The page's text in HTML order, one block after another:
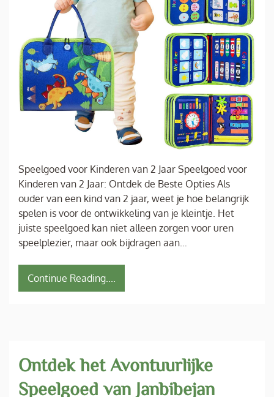
Speelgoed voor Kinderen van 2 Jaar Speelgoed voor
Kinderen van 2 Jaar: Ontdek de Beste Opties Als
ouder van een kind van 2 jaar, weet je hoe belangrijk
spelen is voor de ontwikkeling van je kleintje. Het
juiste speelgoed kan niet alleen zorgen voor uren
speelplezier, maar ook bijdragen aan…
Continue Reading....
Ontdek het Avontuurlijke
Speelgoed van Janbibejan